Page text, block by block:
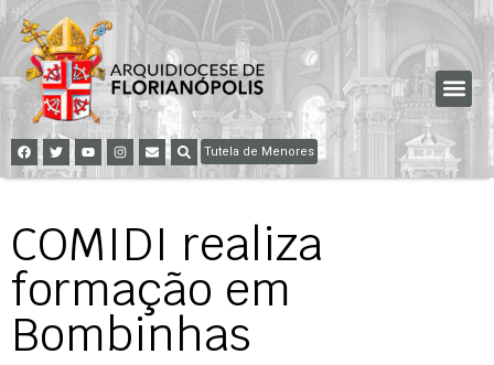
Tutela de Menores
COMIDI realiza
formação em
Bombinhas